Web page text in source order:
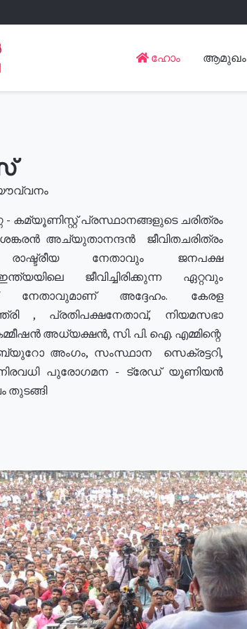
ഹോം ആമുഖം
- കമ്യൂണിസ്റ്റ് പ്രസ്ഥാനങ്ങളുടെ ചരിത്രം
അച്യുതാനന്ദൻ ജീവിതചരിത്രം
നേതാവും ജനപക്ഷ
ജീവിച്ചിരിക്കുന്ന ഏറ്റവും
നേതാവുമാണ് അദ്ദേഹം. കേരള
, പ്രതിപക്ഷനേതാവ്, നിയമസഭാ
അധ്യക്ഷൻ, സി. പി. ഐ. എമ്മിന്റെ
അംഗം, സംസ്ഥാന സെക്രട്ടറി,
നിരവധി പുരോഗമന - ട്രേഡ് യൂണിയൻ
തുടങ്ങി